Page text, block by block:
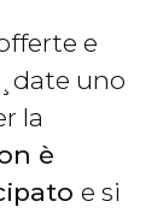
e
¸date uno
la
è
e si